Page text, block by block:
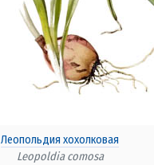
Леопольдия хохолковая
Leopoldia comosa